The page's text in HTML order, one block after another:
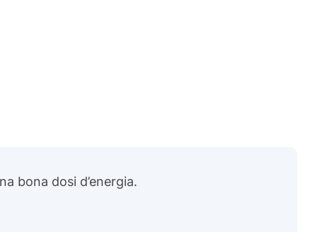
bona dosi d’energia.